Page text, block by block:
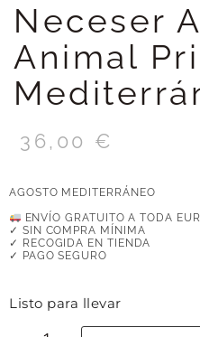
Neceser
Animal
36,00 €
AGOSTO MEDITERRÁNEO
ENVÍO GRATUITO A TODA
✓ SIN COMPRA MÍNIMA
✓ RECOGIDA EN TIENDA
✓ PAGO SEGURO
Listo para llevar